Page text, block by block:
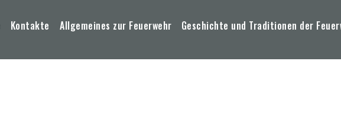
Kontakte Allgemeines zur Feuerwehr Geschichte und Traditionen der